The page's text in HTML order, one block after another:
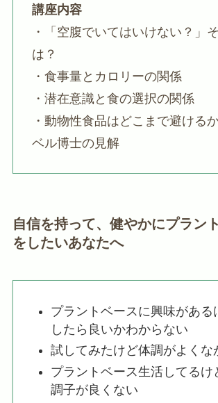
講座内容
・「空腹でいてはいけない？」
は？
・食事量とカロリーの関係
・潜在意識と食の選択の関係
・動物性食品はどこまで避ける
ベル博士の見解
自信を持って、健やかにプラン
をしたいあなたへ
プラントベースに興味がある
したら良いかわからない
試してみたけど体調がよくな
プラントベース生活してるけ
調子が良くない